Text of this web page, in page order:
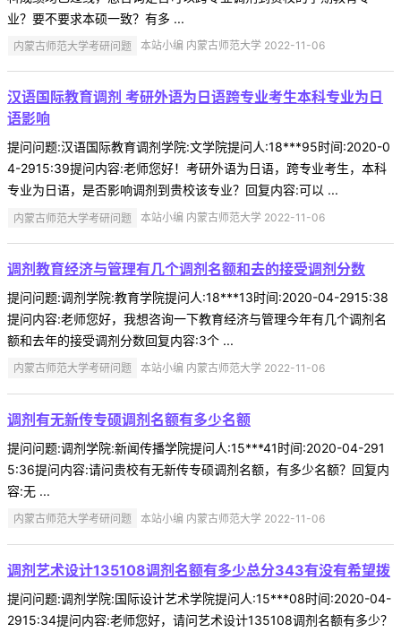
业？要不要求本硕一致？有多 ...
内蒙古师范大学考研问题 本站小编 内蒙古师范大学 2022-11-06
汉语国际教育调剂 考研外语为日语跨专业考生本科专业为日
语影响
提问问题:汉语国际教育调剂学院:文学院提问人:18***95时间:2020-0
4-2915:39提问内容:老师您好！考研外语为日语，跨专业考生，本科
专业为日语，是否影响调剂到贵校该专业？回复内容:可以 ...
内蒙古师范大学考研问题 本站小编 内蒙古师范大学 2022-11-06
调剂教育经济与管理有几个调剂名额和去的接受调剂分数
提问问题:调剂学院:教育学院提问人:18***13时间:2020-04-2915:38
提问内容:老师您好，我想咨询一下教育经济与管理今年有几个调剂名
额和去年的接受调剂分数回复内容:3个 ...
内蒙古师范大学考研问题 本站小编 内蒙古师范大学 2022-11-06
调剂有无新传专硕调剂名额有多少名额
提问问题:调剂学院:新闻传播学院提问人:15***41时间:2020-04-291
5:36提问内容:请问贵校有无新传专硕调剂名额，有多少名额？回复内
容:无 ...
内蒙古师范大学考研问题 本站小编 内蒙古师范大学 2022-11-06
调剂艺术设计135108调剂名额有多少总分343有没有希望拨
提问问题:调剂学院:国际设计艺术学院提问人:15***08时间:2020-04-
2915:34提问内容:老师您好，请问艺术设计135108调剂名额有多少？